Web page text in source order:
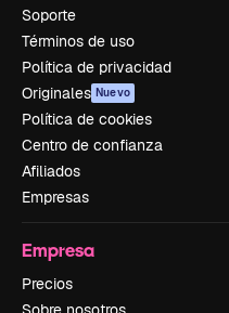
Soporte
Términos de uso
Política de privacidad
Originales Nuevo
Política de cookies
Centro de confianza
Afiliados
Empresas
Empresa
Precios